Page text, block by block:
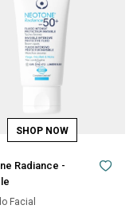
Radiance -
Facial